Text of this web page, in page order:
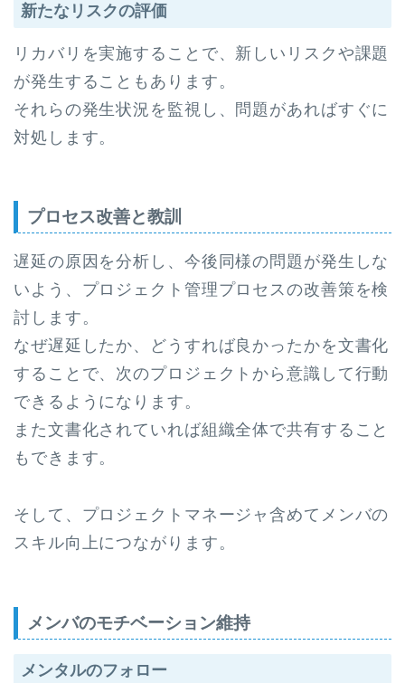
新たなリスクの評価
リカバリを実施することで、新しいリスクや課題
が発生することもあります。
それらの発生状況を監視し、問題があればすぐに
対処します。
プロセス改善と教訓
遅延の原因を分析し、今後同様の問題が発生しな
いよう、プロジェクト管理プロセスの改善策を検
討します。
なぜ遅延したか、どうすれば良かったかを文書化
することで、次のプロジェクトから意識して行動
できるようになります。
また文書化されていれば組織全体で共有すること
もできます。
そして、プロジェクトマネージャ含めてメンバの
スキル向上につながります。
メンバのモチベーション維持
メンタルのフォロー